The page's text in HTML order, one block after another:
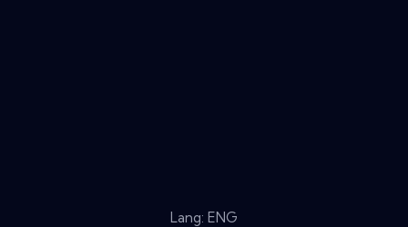
Lang: ENG